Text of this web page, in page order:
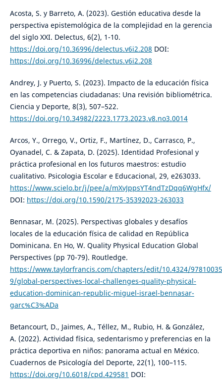
Acosta, S. y Barreto, A. (2023). Gestión educativa desde la
perspectiva epistemológica de la complejidad en la gerencia
del siglo XXI. Delectus, 6(2), 1-10.
https://doi.org/10.36996/delectus.v6i2.208 DOI:
https://doi.org/10.36996/delectus.v6i2.208
Andrey, J. y Puerto, S. (2023). Impacto de la educación física
en las competencias ciudadanas: Una revisión bibliométrica.
Ciencia y Deporte, 8(3), 507–522.
https://doi.org/10.34982/2223.1773.2023.v8.no3.0014
Arcos, Y., Orrego, V., Ortiz, F., Martínez, D., Carrasco, P.,
Oyanadel, C. & Zapata, D. (2025). Identidad Profesional y
práctica profesional en los futuros maestros: estudio
cualitativo. Psicologia Escolar e Educacional, 29, e263033.
https://www.scielo.br/j/pee/a/mXvJppsYT4ndTzDqq6WgHfx/
DOI: https://doi.org/10.1590/2175-35392023-263033
Bennasar, M. (2025). Perspectivas globales y desafíos
locales de la educación física de calidad en República
Dominicana. En Ho, W. Quality Physical Education Global
Perspectives (pp 70-79). Routledge.
https://www.taylorfrancis.com/chapters/edit/10.4324/
9/global-perspectives-local-challenges-quality-physical-
education-dominican-republic-miguel-israel-bennasar-
garc%C3%ADa
Betancourt, D., Jaimes, A., Téllez, M., Rubio, H. & González,
A. (2022). Actividad física, sedentarismo y preferencias en la
práctica deportiva en niños: panorama actual en México.
Cuadernos de Psicología del Deporte, 22(1), 100–115.
https://doi.org/10.6018/cpd.429581 DOI: